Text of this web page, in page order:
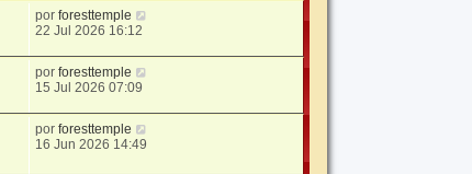
porforesttemple
22 Jul 2026 16:12
porforesttemple
15 Jul 2026 07:09
porforesttemple
16 Jun 2026 14:49